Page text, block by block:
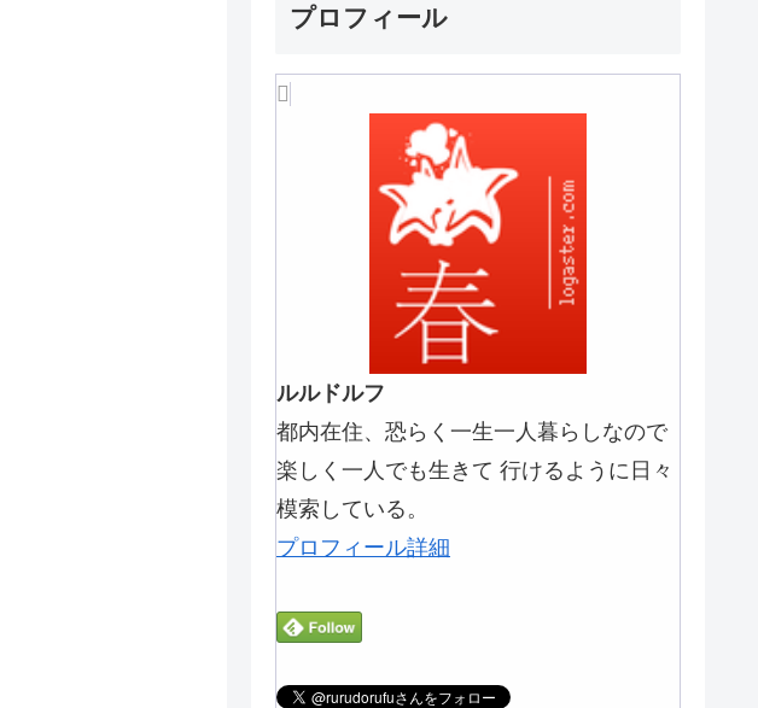
プロフィール
ルルドルフ
都内在住、恐らく一生一人暮らしなので
楽しく一人でも生きて 行けるように日々
模索している。
プロフィール詳細